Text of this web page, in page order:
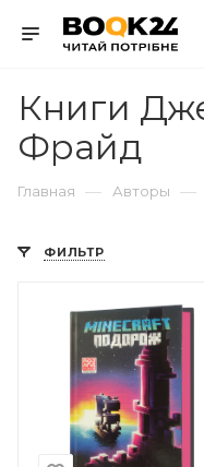
Книги
Фрайд
Главная — Авторы —
ФИЛЬТР